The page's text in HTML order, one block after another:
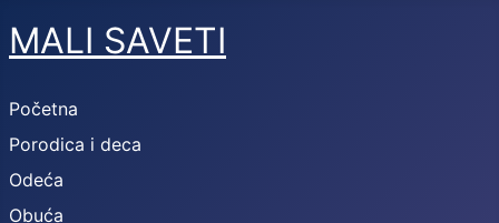
MALI SAVETI
Početna
Porodica i deca
Odeća
Obuća